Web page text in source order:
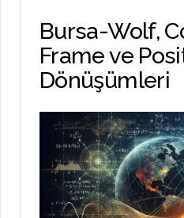
Bursa-Wolf,
Frame ve
Dönüşümleri